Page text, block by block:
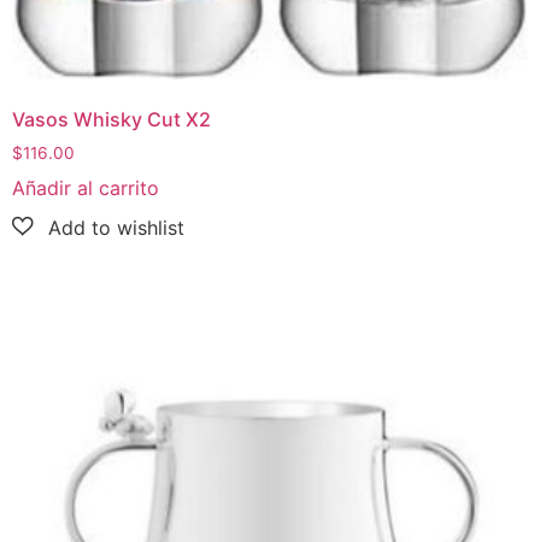
Vasos Whisky Cut X2
$116.00
Añadir al carrito